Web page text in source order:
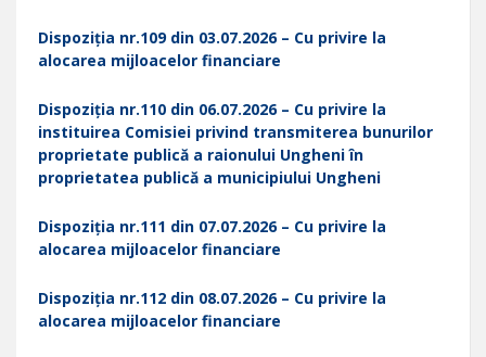
Dispoziția nr.109 din 03.07.2026 – Cu privire la
alocarea mijloacelor financiare
Dispoziția nr.110 din 06.07.2026 – Cu privire la
instituirea Comisiei privind transmiterea bunurilor
proprietate publică a raionului Ungheni în
proprietatea publică a municipiului Ungheni
Dispoziția nr.111 din 07.07.2026 – Cu privire la
alocarea mijloacelor financiare
Dispoziția nr.112 din 08.07.2026 – Cu privire la
alocarea mijloacelor financiare